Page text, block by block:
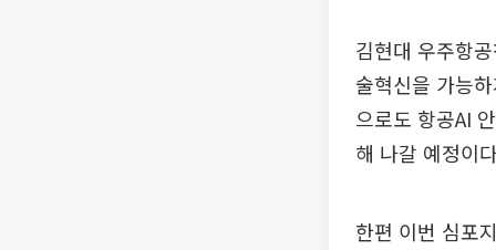
김현대 우주항
술혁신을 가능
으로도 항공AI
해 나갈 예정이
한편 이번 심포